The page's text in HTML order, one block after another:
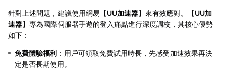
針對上述問題，建議使用網易【UU加速器】來有效應對。【UU加
速器】專為國際伺服器手遊的登入痛點進行深度調校，其核心優勢
如下：
免費體驗福利 ：用戶可領取免費試用時長，先感受加速效果再決
定是否長期使用。